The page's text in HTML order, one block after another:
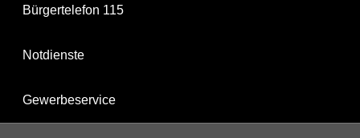
Bürgertelefon 115
Notdienste
Gewerbeservice